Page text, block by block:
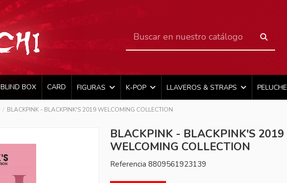
BLIND BOX CARD FIGURAS K-POP LLAVEROS & STRAPS PELUCHE
BLACKPINK - BLACKPINK'S 2019 WELCOMING COLLECTION
BLACKPINK - BLACKPINK'S 2019
WELCOMING COLLECTION
Referencia 8809561923139